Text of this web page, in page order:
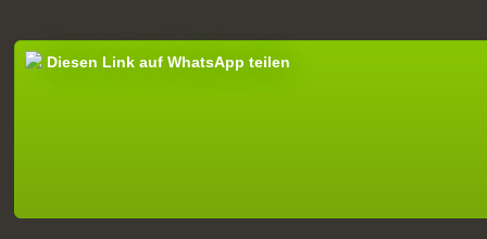
Diesen Link auf WhatsApp teilen